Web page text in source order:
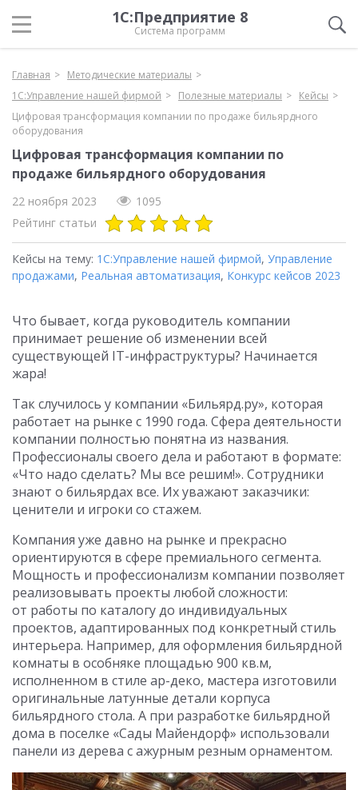
1С:Предприятие 8
Система программ
Главная
Методические материалы
1С:Управление нашей фирмой
Полезные материалы
Кейсы
Цифровая трансформация компании по продаже бильярдного
оборудования
Цифровая трансформация компании по
продаже бильярдного оборудования
22 ноября 2023
1095
Рейтинг статьи
Кейсы на тему: 1С:Управление нашей фирмой, Управление
продажами, Реальная автоматизация, Конкурс кейсов 2023
Что бывает, когда руководитель компании
принимает решение об изменении всей
существующей IT-инфраструктуры? Начинается
жара!
Так случилось у компании «Бильярд.ру», которая
работает на рынке с 1990 года. Сфера деятельности
компании полностью понятна из названия.
Профессионалы своего дела и работают в формате:
«Что надо сделать? Мы все решим!». Сотрудники
знают о бильярдах все. Их уважают заказчики:
ценители и игроки со стажем.
Компания уже давно на рынке и прекрасно
ориентируются в сфере премиального сегмента.
Мощность и профессионализм компании позволяет
реализовывать проекты любой сложности:
от работы по каталогу до индивидуальных
проектов, адаптированных под конкретный стиль
интерьера. Например, для оформления бильярдной
комнаты в особняке площадью 900 кв.м,
исполненном в стиле ар-деко, мастера изготовили
оригинальные латунные детали корпуса
бильярдного стола. А при разработке бильярдной
дома в поселке «Сады Майендорф» использовали
панели из дерева с ажурным резным орнаментом.